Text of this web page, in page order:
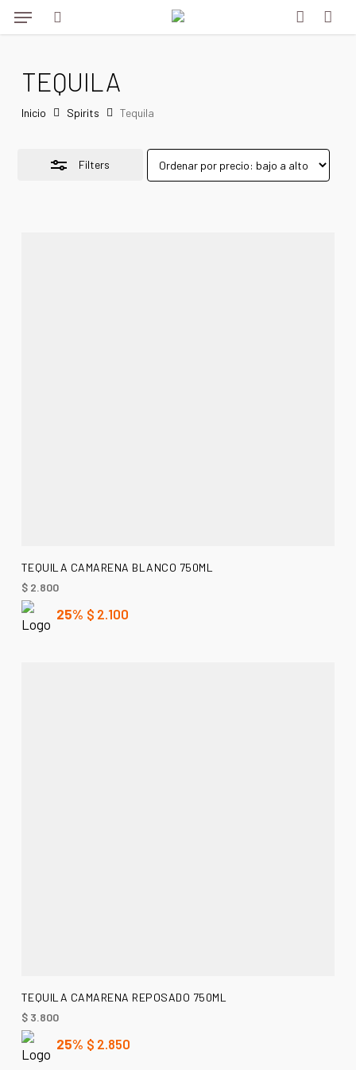
Skip
to
content
search account
Menu
TEQUILA
Inicio Spirits Tequila
Filters
Close
AÑADIR AL CARRITO
TEQUILA CAMARENA BLANCO 750ML
$2.800
25% $ 2.100
AÑADIR AL CARRITO
TEQUILA CAMARENA REPOSADO 750ML
$3.800
25% $ 2.850